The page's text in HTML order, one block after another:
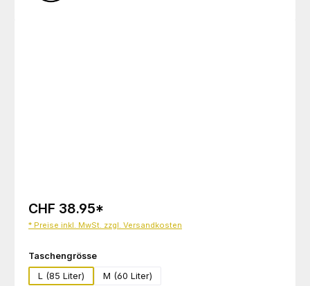
CHF 38.95*
* Preise inkl. MwSt. zzgl. Versandkosten
Taschengrösseauswählen
L (85 Liter)
M (60 Liter)